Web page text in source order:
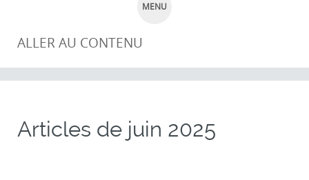
MENU
ALLER AU CONTENU
Articles de juin 2025